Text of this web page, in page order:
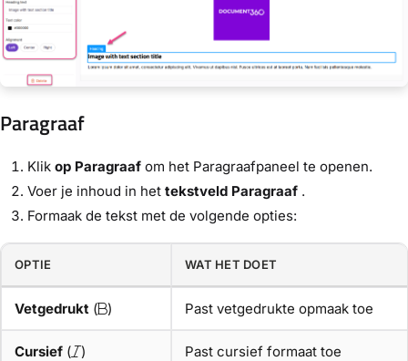
Paragraaf
Klik op Paragraaf om het Paragraafpaneel te openen.
Voer je inhoud in het tekstveld Paragraaf .
Formaak de tekst met de volgende opties:
OPTIE WAT HET DOET
Vetgedrukt ( ) Past vetgedrukte opmaak toe
Cursief ( ) Past cursief formaat toe